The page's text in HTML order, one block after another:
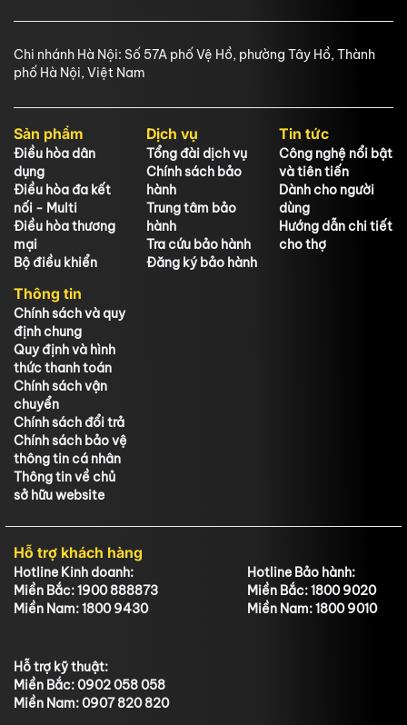
Chi nhánh Hà Nội: Số 57A phố Vệ Hồ, phường Tây Hồ, Thành
phố Hà Nội, Việt Nam
Sản phẩm
Điều hòa dân
dụng
Điều hòa đa kết
nối - Multi
Điều hòa thương
mại
Bộ điều khiển
Dịch vụ
Tổng đài dịch vụ
Chính sách bảo
hành
Trung tâm bảo
hành
Tra cứu bảo hành
Đăng ký bảo hành
Tin tức
Công nghệ nổi bật
và tiên tiến
Dành cho người
dùng
Hướng dẫn chi tiết
cho thợ
Thông tin
Chính sách và quy
định chung
Quy định và hình
thức thanh toán
Chính sách vận
chuyển
Chính sách đổi trả
Chính sách bảo vệ
thông tin cá nhân
Thông tin về chủ
sở hữu website
Hỗ trợ khách hàng
Hotline Kinh doanh:
Miền Bắc: 1900 888873
Miền Nam: 1800 9430
Hotline Bảo hành:
Miền Bắc: 1800 9020
Miền Nam: 1800 9010
Hỗ trợ kỹ thuật:
Miền Bắc: 0902 058 058
Miền Nam: 0907 820 820